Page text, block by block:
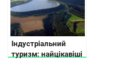
Індустріальний
туризм: найцікавіші